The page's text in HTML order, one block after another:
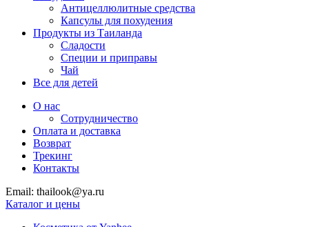
Антицеллюлитные средства
Капсулы для похудения
Продукты из Таиланда
Сладости
Специи и приправы
Чай
Все для детей
О нас
Сотрудничество
Оплата и доставка
Возврат
Трекинг
Контакты
Email: thailook@ya.ru
Каталог и цены